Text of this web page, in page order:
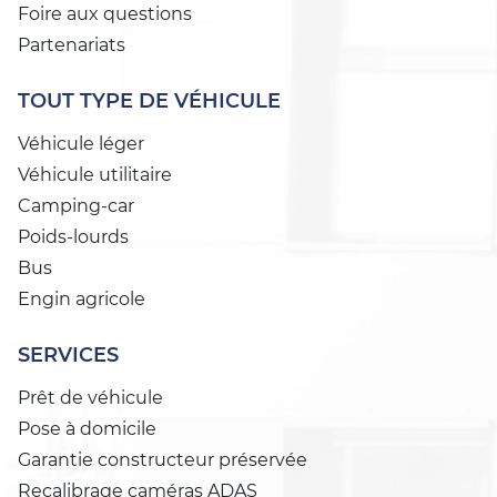
Foire aux questions
Partenariats
TOUT TYPE DE VÉHICULE
Véhicule léger
Véhicule utilitaire
Camping-car
Poids-lourds
Bus
Engin agricole
SERVICES
Prêt de véhicule
Pose à domicile
Garantie constructeur préservée
Recalibrage caméras ADAS